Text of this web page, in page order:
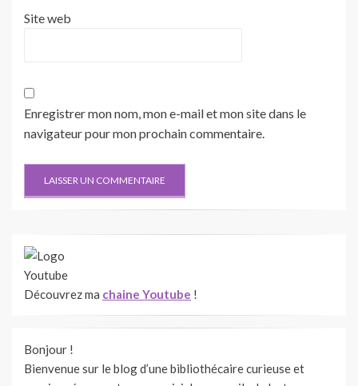
Site web
Enregistrer mon nom, mon e-mail et mon site dans le
navigateur pour mon prochain commentaire.
Découvrez ma chaine Youtube !
Bonjour !
Bienvenue sur le blog d’une bibliothécaire curieuse et